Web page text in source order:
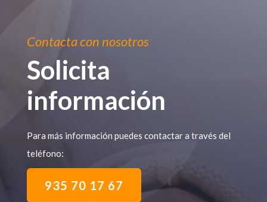
Contacta con nosotros
Solicita
información
Para más información puedes contactar a través del
teléfono:
935 70 17 67